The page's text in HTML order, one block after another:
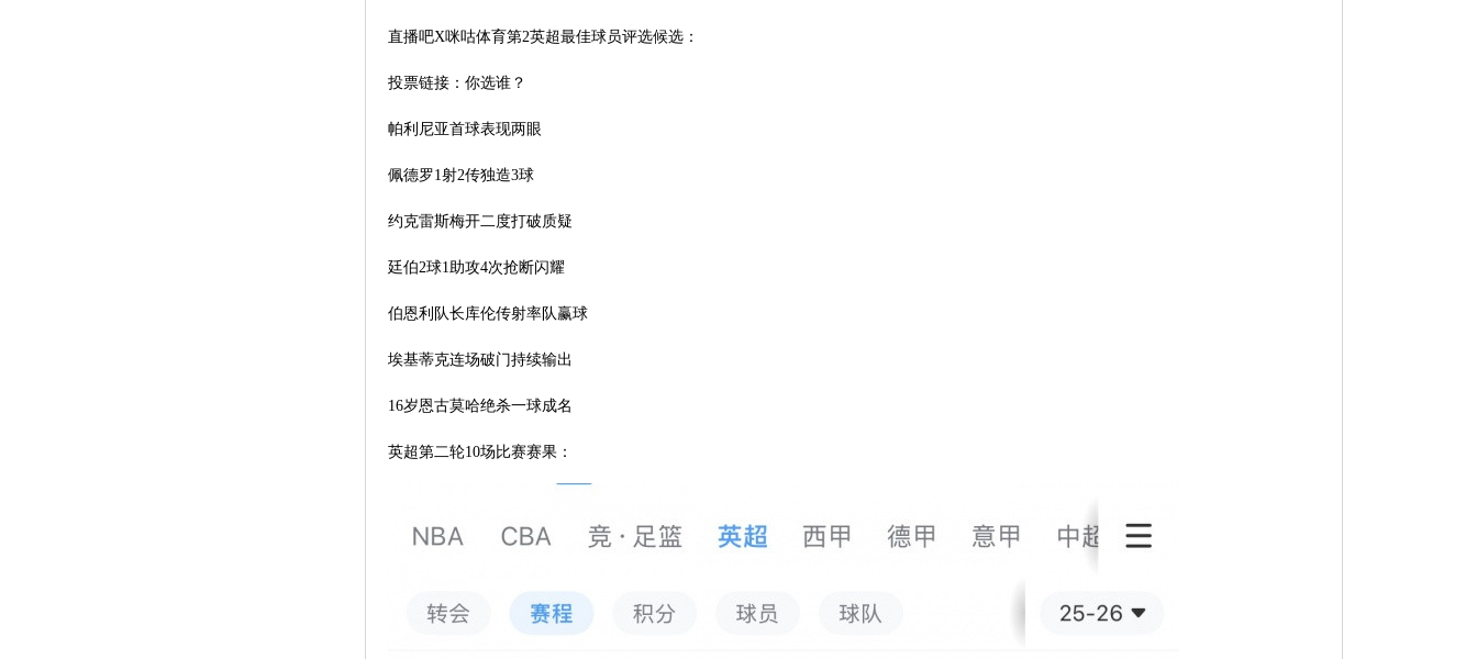
直播吧X咪咕体育第2英超最佳球员评选候选：
投票链接：你选谁？
帕利尼亚首球表现两眼
佩德罗1射2传独造3球
约克雷斯梅开二度打破质疑
廷伯2球1助攻4次抢断闪耀
伯恩利队长库伦传射率队赢球
埃基蒂克连场破门持续输出
16岁恩古莫哈绝杀一球成名
英超第二轮10场比赛赛果：